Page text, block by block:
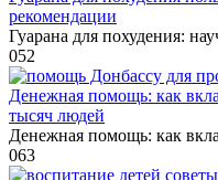
рекомендации
Гуарана для похудения:
052
Денежная помощь: как
тысяч людей
Денежная помощь: как
063